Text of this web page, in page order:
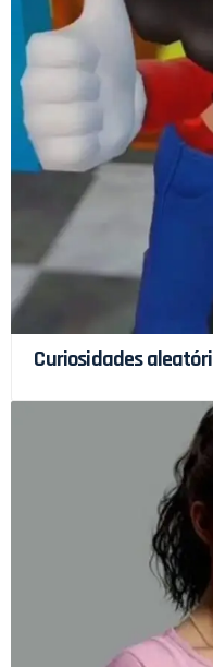
Curiosidades